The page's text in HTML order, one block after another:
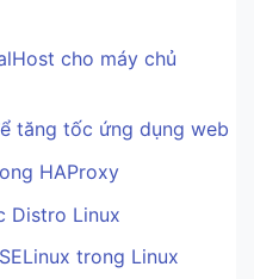
cho máy chủ
tăng tốc ứng dụng web
HAProxy
Distro Linux
trong Linux